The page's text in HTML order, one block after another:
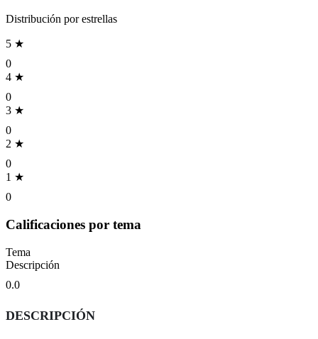
Distribución por estrellas
5 ★
0
4 ★
0
3 ★
0
2 ★
0
1 ★
0
Calificaciones por tema
Tema
Descripción
0.0
DESCRIPCIÓN